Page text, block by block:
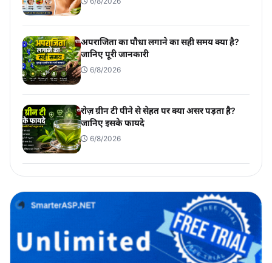
अपराजिता का पौधा लगाने का सही समय क्या है?
जानिए पूरी जानकारी
6/8/2026
रोज़ ग्रीन टी पीने से सेहत पर क्या असर पड़ता है?
जानिए इसके फायदे
6/8/2026